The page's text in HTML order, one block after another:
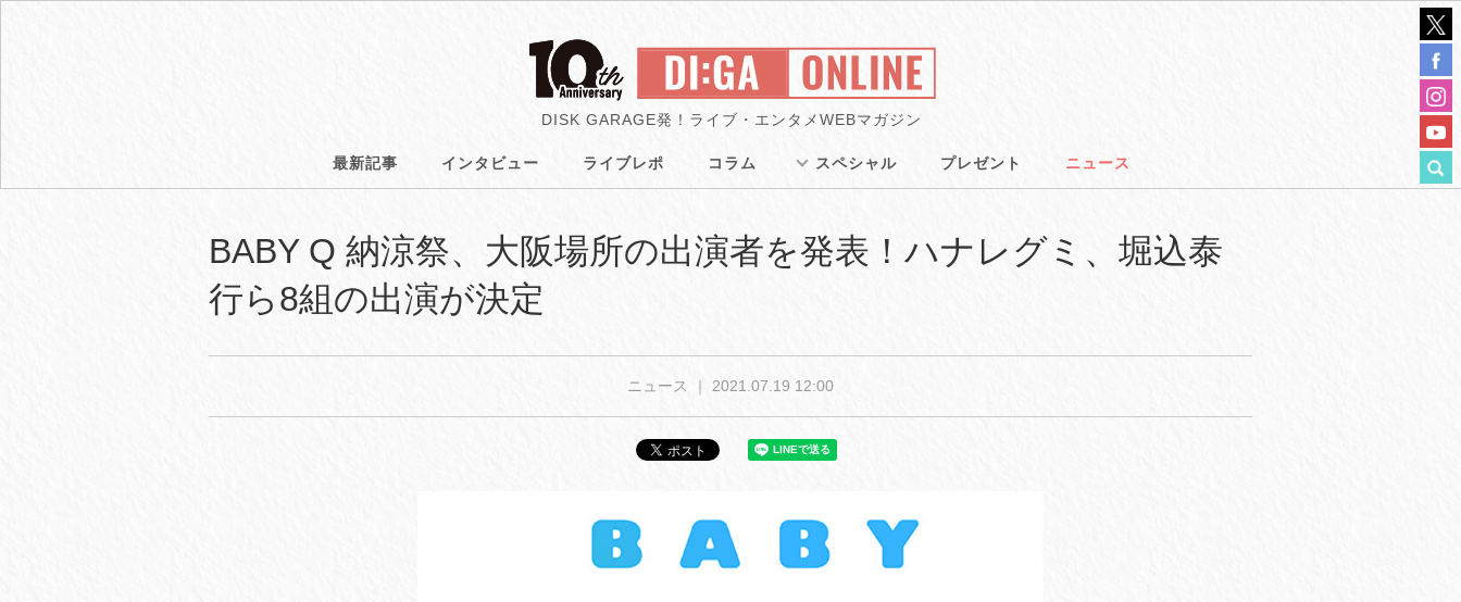
DISK GARAGE発！ライブ・エンタメWEBマガジン
最新記事 インタビュー ライブレポ コラム スペシャル プレゼント ニュース
BABY Q 納涼祭、大阪場所の出演者を発表！ハナレグミ、堀込泰
行ら8組の出演が決定
ニュース ｜ 2021.07.19 12:00